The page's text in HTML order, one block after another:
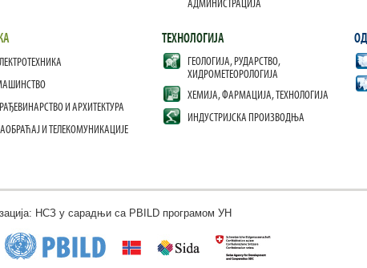
АДМИНИСТРАЦИЈА
И АРХИТЕКТУРА
И ТЕЛЕКОМУНИКАЦИЈЕ
ТЕХНОЛОГИЈА
ГЕОЛОГИЈА, РУДАРСТВО,
ХИДРОМЕТЕОРОЛОГИЈА
ХЕМИЈА, ФАРМАЦИЈА, ТЕХНОЛОГИЈА
ИНДУСТРИЈСКА ПРОИЗВОДЊА
НСЗ у сарадњи са PBILD програмом УН